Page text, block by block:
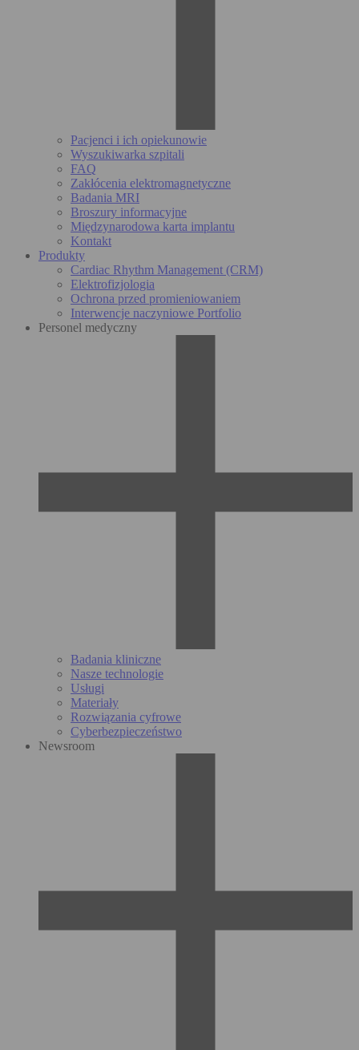
Pacjenci i ich opiekunowie
Wyszukiwarka szpitali
FAQ
Zakłócenia elektromagnetyczne
Badania MRI
Broszury informacyjne
Międzynarodowa karta implantu
Kontakt
Produkty
Cardiac Rhythm Management (CRM)
Elektrofizjologia
Ochrona przed promieniowaniem
Interwencje naczyniowe Portfolio
Personel medyczny
Badania kliniczne
Nasze technologie
Usługi
Materiały
Rozwiązania cyfrowe
Cyberbezpieczeństwo
Newsroom